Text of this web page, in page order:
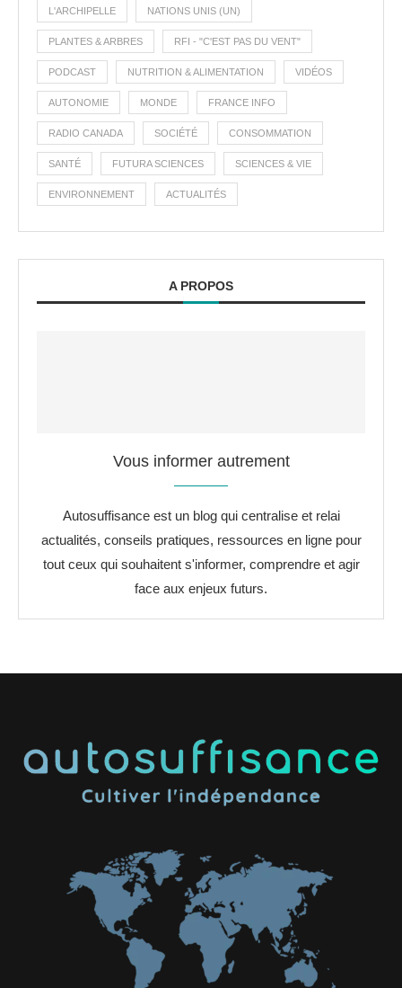
L'ARCHIPELLE NATIONS UNIS (UN)
PLANTES & ARBRES RFI - "C'EST PAS DU VENT"
PODCAST NUTRITION & ALIMENTATION VIDÉOS
AUTONOMIE MONDE FRANCE INFO
RADIO CANADA SOCIÉTÉ CONSOMMATION
SANTÉ FUTURA SCIENCES SCIENCES & VIE
ENVIRONNEMENT ACTUALITÉS
A PROPOS
Vous informer autrement
Autosuffisance est un blog qui centralise et relai
actualités, conseils pratiques, ressources en ligne pour
tout ceux qui souhaitent s'informer, comprendre et agir
face aux enjeux futurs.